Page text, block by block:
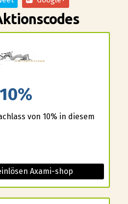
10%
von 10% in diesem
Axami-shop